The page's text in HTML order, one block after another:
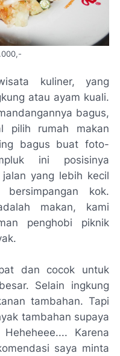
kuliner, yang
atau ayam kuali.
bagus,
pilih rumah makan
bagus buat foto-
ini posisinya
yang lebih kecil
kok.
makan, kami
penghobi piknik
dan cocok untuk
Selain ingkung
tambahan. Tapi
tambahan supaya
Karena
saya minta